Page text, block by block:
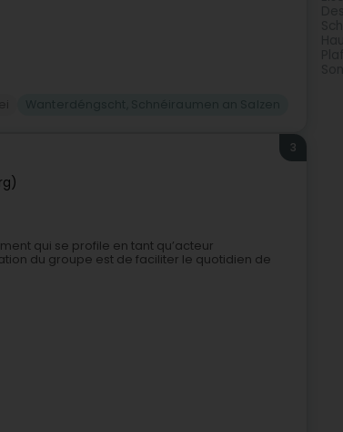
3
qui se profile en tant qu’acteur
du groupe est de faciliter le quotidien de